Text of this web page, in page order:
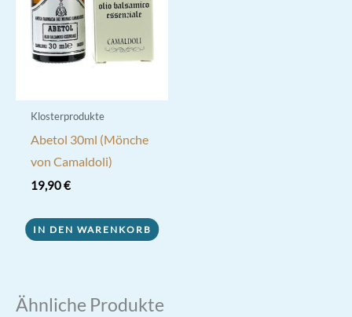
Klosterprodukte
Abetol 30ml (Mönche
von Camaldoli)
19,90€
IN DEN WARENKORB
Ähnliche Produkte